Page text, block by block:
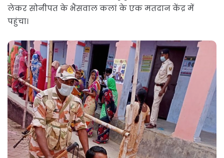
लेकर सोनीपत के भैंसवाल कलां के एक मतदान केंद्र में
पहुंचा।